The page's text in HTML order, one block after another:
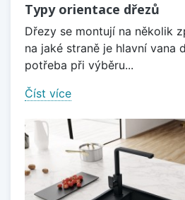
Typy orientace dřezů
Dřezy se montují na několik
na jaké straně je hlavní vana
potřeba při výběru...
Číst více